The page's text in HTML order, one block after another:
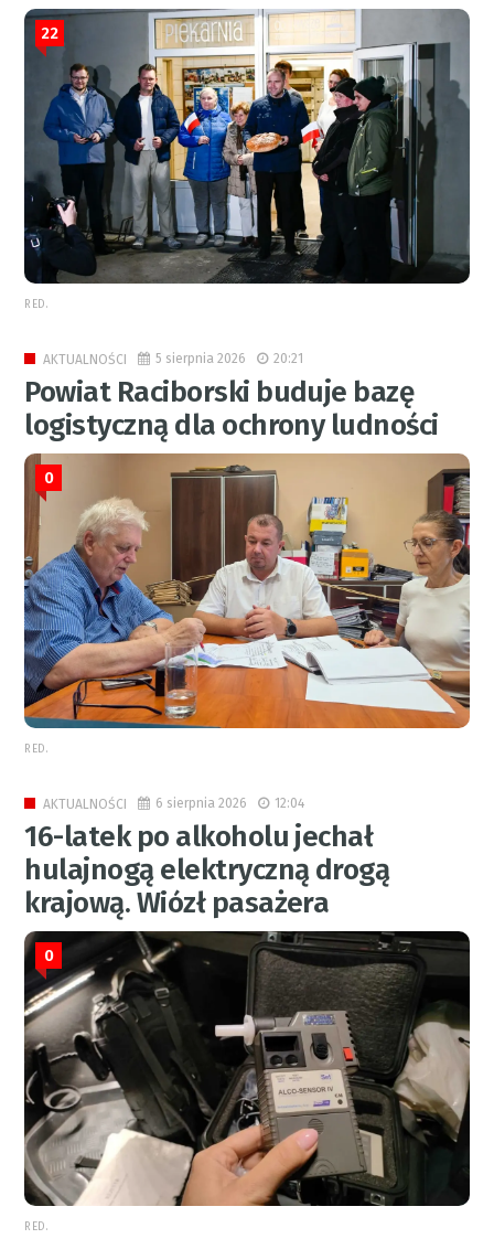
22
RED.
AKTUALNOŚCI 5 sierpnia 2026 20:21
Powiat Raciborski buduje bazę
logistyczną dla ochrony ludności
0
RED.
AKTUALNOŚCI 6 sierpnia 2026 12:04
16-latek po alkoholu jechał
hulajnogą elektryczną drogą
krajową. Wiózł pasażera
0
RED.